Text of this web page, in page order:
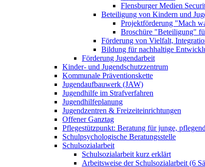
Flensburger Medien
Beteiligung von Kindern und
Projektförderung "Mach
Broschüre "Beteiligung"
Förderung von Vielfalt,
Bildung für nachhaltige
Förderung Jugendarbeit
Kinder- und Jugendschutzzentrum
Kommunale Präventionskette
Jugendaufbauwerk (JAW)
Jugendhilfe im Strafverfahren
Jugendhilfeplanung
Jugendzentren & Freizeiteinrichtungen
Offener Ganztag
Pflegestützpunkt: Beratung für junge,
Schulpsychologische Beratungsstelle
Schulsozialarbeit
Schulsozialarbeit kurz erklärt
Arbeitsweise der Schulsozialarbeit (6